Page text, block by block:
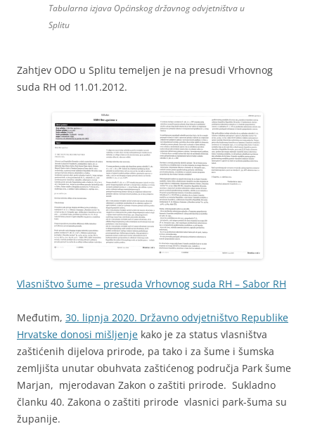
Tabularna izjava Općinskog državnog odvjetništva u
Splitu
Zahtjev ODO u Splitu temeljen je na presudi Vrhovnog
suda RH od 11.01.2012.
Vlasništvo šume – presuda Vrhovnog suda RH – Sabor RH
Međutim, 30. lipnja 2020. Državno odvjetništvo Republike
Hrvatske donosi mišljenje kako je za status vlasništva
zaštićenih dijelova prirode, pa tako i za šume i šumska
zemljišta unutar obuhvata zaštićenog područja Park šume
Marjan, mjerodavan Zakon o zaštiti prirode. Sukladno
članku 40. Zakona o zaštiti prirode vlasnici park-šuma su
županije.